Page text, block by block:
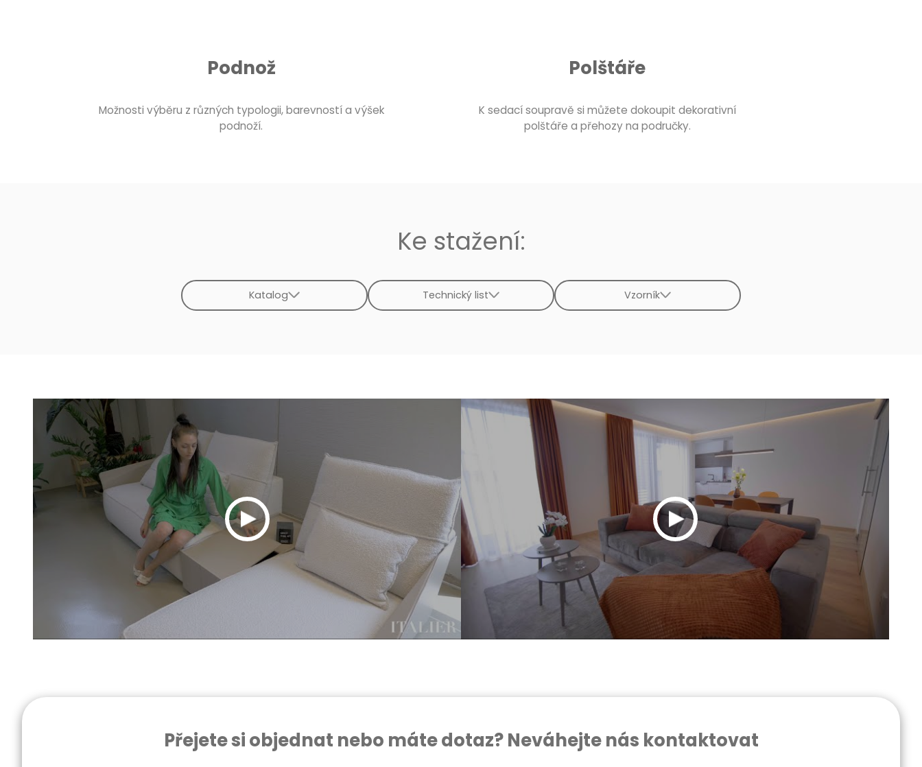
Podnož
Možnosti výběru z různých typologii, barevností a výšek
podnoží.
Polštáře
K sedací soupravě si můžete dokoupit dekorativní
polštáře a přehozy na područky.
Ke stažení:
Katalog Technický list Vzorník
Přejete si objednat nebo máte dotaz? Neváhejte nás kontaktovat